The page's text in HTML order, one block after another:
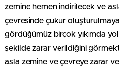
zemine hemen indirilecek ve
çevresinde çukur
gördüğümüz birçok yıkımda
şekilde zarar verildiğini
asla zemine ve çevreye zarar